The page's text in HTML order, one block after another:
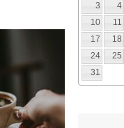
3
4
10
11
17
18
24
25
31